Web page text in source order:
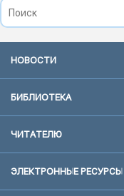
НОВОСТИ
БИБЛИОТЕКА
ЧИТАТЕЛЮ
ЭЛЕКТРОННЫЕ РЕСУРСЫ